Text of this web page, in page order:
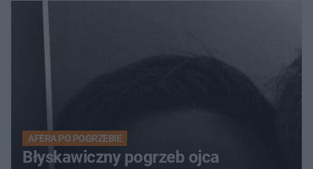
AFERA PO POGRZEBIE
Błyskawiczny pogrzeb ojca